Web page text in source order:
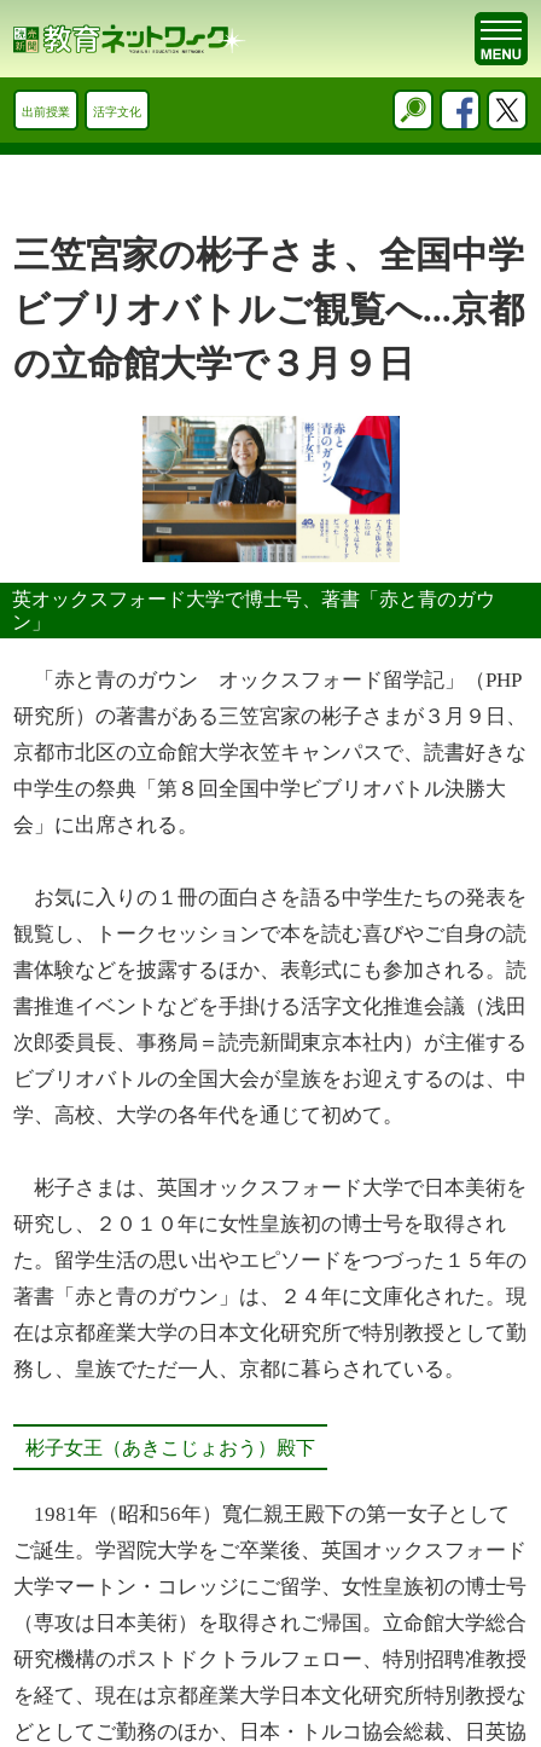
出前授業 活字文化
三笠宮家の彬子さま、全国中学
ビブリオバトルご観覧へ...京都
の立命館大学で３月９日
英オックスフォード大学で博士号、著書「赤と青のガウ
ン」
「赤と青のガウン オックスフォード留学記」（PHP
研究所）の著書がある三笠宮家の彬子さまが３月９日、
京都市北区の立命館大学衣笠キャンパスで、読書好きな
中学生の祭典「第８回全国中学ビブリオバトル決勝大
会」に出席される。
お気に入りの１冊の面白さを語る中学生たちの発表を
観覧し、トークセッションで本を読む喜びやご自身の読
書体験などを披露するほか、表彰式にも参加される。読
書推進イベントなどを手掛ける活字文化推進会議（浅田
次郎委員長、事務局＝読売新聞東京本社内）が主催する
ビブリオバトルの全国大会が皇族をお迎えするのは、中
学、高校、大学の各年代を通じて初めて。
彬子さまは、英国オックスフォード大学で日本美術を
研究し、２０１０年に女性皇族初の博士号を取得され
た。留学生活の思い出やエピソードをつづった１５年の
著書「赤と青のガウン」は、２４年に文庫化された。現
在は京都産業大学の日本文化研究所で特別教授として勤
務し、皇族でただ一人、京都に暮らされている。
彬子女王（あきこじょおう）殿下
1981年（昭和56年）寬仁親王殿下の第一女子として
ご誕生。学習院大学をご卒業後、英国オックスフォード
大学マートン・コレッジにご留学、女性皇族初の博士号
（専攻は日本美術）を取得されご帰国。立命館大学総合
研究機構のポストドクトラルフェロー、特別招聘准教授
を経て、現在は京都産業大学日本文化研究所特別教授な
どとしてご勤務のほか、日本・トルコ協会総裁、日英協